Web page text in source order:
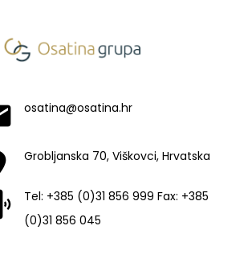
osatina@osatina.hr
Grobljanska 70, Viškovci, Hrvatska
Tel: +385 (0)31 856 999 Fax: +385
(0)31 856 045